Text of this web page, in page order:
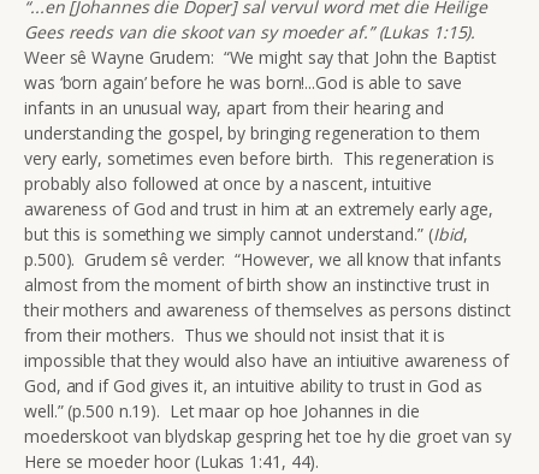
“...en [Johannes die Doper] sal vervul word met die Heilige
Gees reeds van die skoot van sy moeder af.” (Lukas 1:15).
Weer sê Wayne Grudem: “We might say that John the Baptist
was ‘born again’ before he was born!...God is able to save
infants in an unusual way, apart from their hearing and
understanding the gospel, by bringing regeneration to them
very early, sometimes even before birth. This regeneration is
probably also followed at once by a nascent, intuitive
awareness of God and trust in him at an extremely early age,
but this is something we simply cannot understand.” (Ibid,
p.500). Grudem sê verder: “However, we all know that infants
almost from the moment of birth show an instinctive trust in
their mothers and awareness of themselves as persons distinct
from their mothers. Thus we should not insist that it is
impossible that they would also have an intiuitive awareness of
God, and if God gives it, an intuitive ability to trust in God as
well.” (p.500 n.19). Let maar op hoe Johannes in die
moederskoot van blydskap gespring het toe hy die groet van sy
Here se moeder hoor (Lukas 1:41, 44).